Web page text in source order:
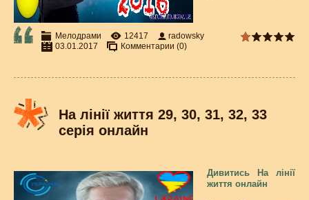
Мелодрами 12417
radowsky
03.01.2017
Комментарии (0)
На лінії життя 29, 30, 31, 32, 33
серія онлайн
Дивитись На лінії
життя онлайн